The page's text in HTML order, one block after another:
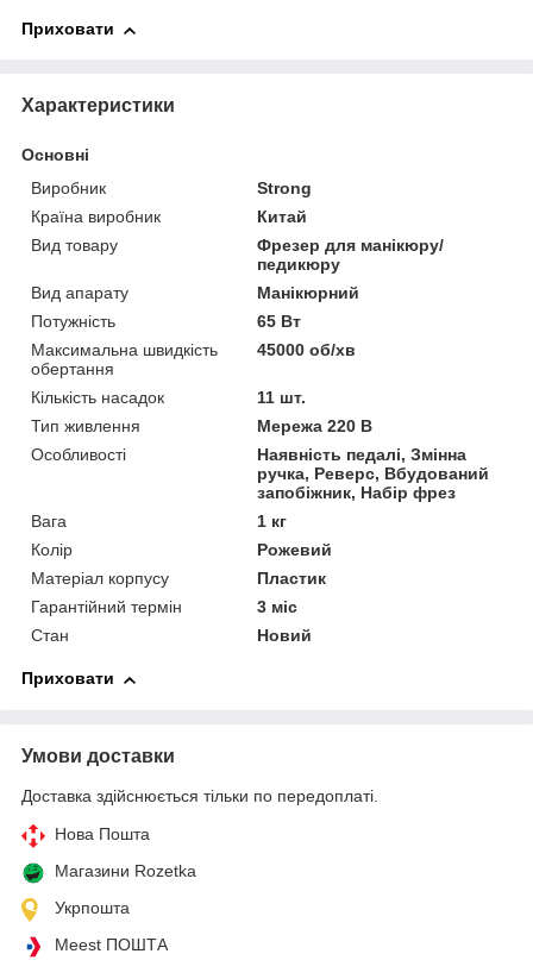
Приховати
Характеристики
Основні
Виробник
Strong
Країна виробник
Китай
Вид товару
Фрезер для манікюру/
педикюру
Вид апарату
Манікюрний
Потужність
65 Вт
Максимальна швидкість
обертання
45000 об/хв
Кількість насадок
11 шт.
Тип живлення
Мережа 220 В
Особливості
Наявність педалі, Змінна
ручка, Реверс, Вбудований
запобіжник, Набір фрез
Вага
1 кг
Колір
Рожевий
Матеріал корпусу
Пластик
Гарантійний термін
3 міс
Стан
Новий
Приховати
Умови доставки
Доставка здійснюється тільки по передоплаті.
Нова Пошта
Магазини Rozetka
Укрпошта
Meest ПОШТА